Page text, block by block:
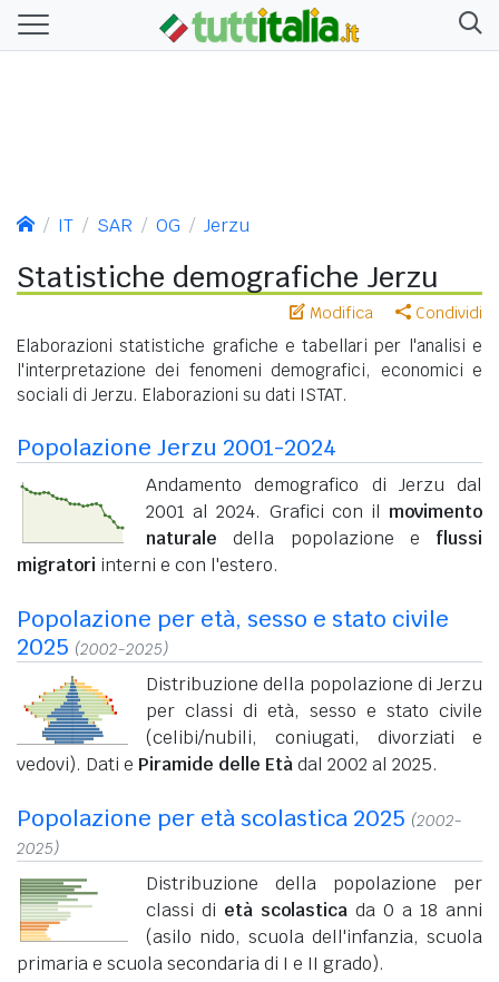
IT SAR OG Jerzu
Statistiche demografiche Jerzu
Modifica Condividi
Elaborazioni statistiche grafiche e tabellari per l'analisi e
l'interpretazione dei fenomeni demografici, economici e
sociali di Jerzu. Elaborazioni su dati ISTAT.
Popolazione Jerzu 2001-2024
Andamento demografico di Jerzu dal
2001 al 2024. Grafici con il movimento
naturale della popolazione e flussi
migratori interni e con l'estero.
Popolazione per età, sesso e stato civile
2025 (2002-2025)
Distribuzione della popolazione di Jerzu
per classi di età, sesso e stato civile
(celibi/nubili, coniugati, divorziati e
vedovi). Dati e Piramide delle Etàdal 2002 al 2025.
Popolazione per età scolastica 2025 (2002-
2025)
Distribuzione della popolazione per
classi di età scolastica da 0 a 18 anni
(asilo nido, scuola dell'infanzia, scuola
primaria e scuola secondaria di I e II grado).